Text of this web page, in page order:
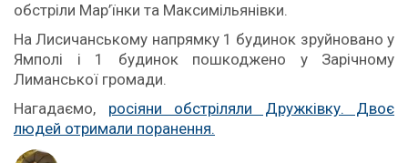
обстріли Мар’їнки та Максимільянівки.
На Лисичанському напрямку 1 будинок зруйновано у
Ямполі і 1 будинок пошкоджено у Зарічному
Лиманської громади.
Нагадаємо, росіяни обстріляли Дружківку. Двоє
людей отримали поранення.